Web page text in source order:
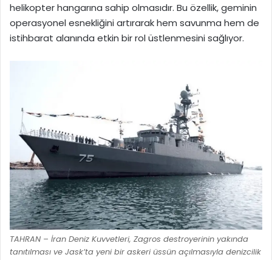
helikopter hangarına sahip olmasıdır. Bu özellik, geminin
operasyonel esnekliğini artırarak hem savunma hem de
istihbarat alanında etkin bir rol üstlenmesini sağlıyor.
TAHRAN – İran Deniz Kuvvetleri, Zagros destroyerinin yakında
tanıtılması ve Jask’ta yeni bir askeri üssün açılmasıyla denizcilik